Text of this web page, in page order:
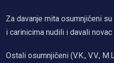
Za davanje mita osumnjičeni
i carinicima nudili i davali
Ostali osumnjičeni (V.K., V.V.,